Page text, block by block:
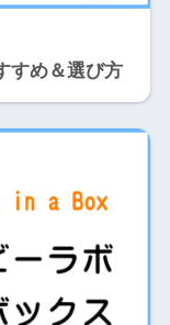
すめ＆選び方